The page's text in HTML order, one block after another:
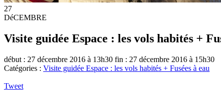
27
DéCEMBRE
Visite guidée Espace : les vols habités +
début : 27 décembre 2016 à 13h30 fin : 27 décembre 2016 à 15h30
Catégories : Visite guidée Espace : les vols habités + Fusées à eau
Tweet